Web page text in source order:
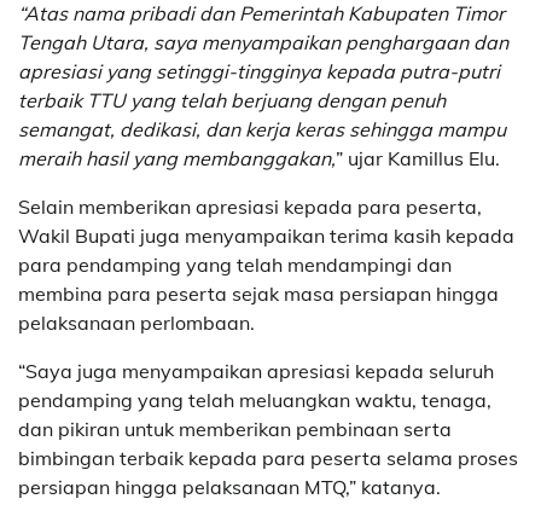
“Atas nama pribadi dan Pemerintah Kabupaten Timor
Tengah Utara, saya menyampaikan penghargaan dan
apresiasi yang setinggi-tingginya kepada putra-putri
terbaik TTU yang telah berjuang dengan penuh
semangat, dedikasi, dan kerja keras sehingga mampu
meraih hasil yang membanggakan,” ujar Kamillus Elu.
Selain memberikan apresiasi kepada para peserta,
Wakil Bupati juga menyampaikan terima kasih kepada
para pendamping yang telah mendampingi dan
membina para peserta sejak masa persiapan hingga
pelaksanaan perlombaan.
“Saya juga menyampaikan apresiasi kepada seluruh
pendamping yang telah meluangkan waktu, tenaga,
dan pikiran untuk memberikan pembinaan serta
bimbingan terbaik kepada para peserta selama proses
persiapan hingga pelaksanaan MTQ,” katanya.